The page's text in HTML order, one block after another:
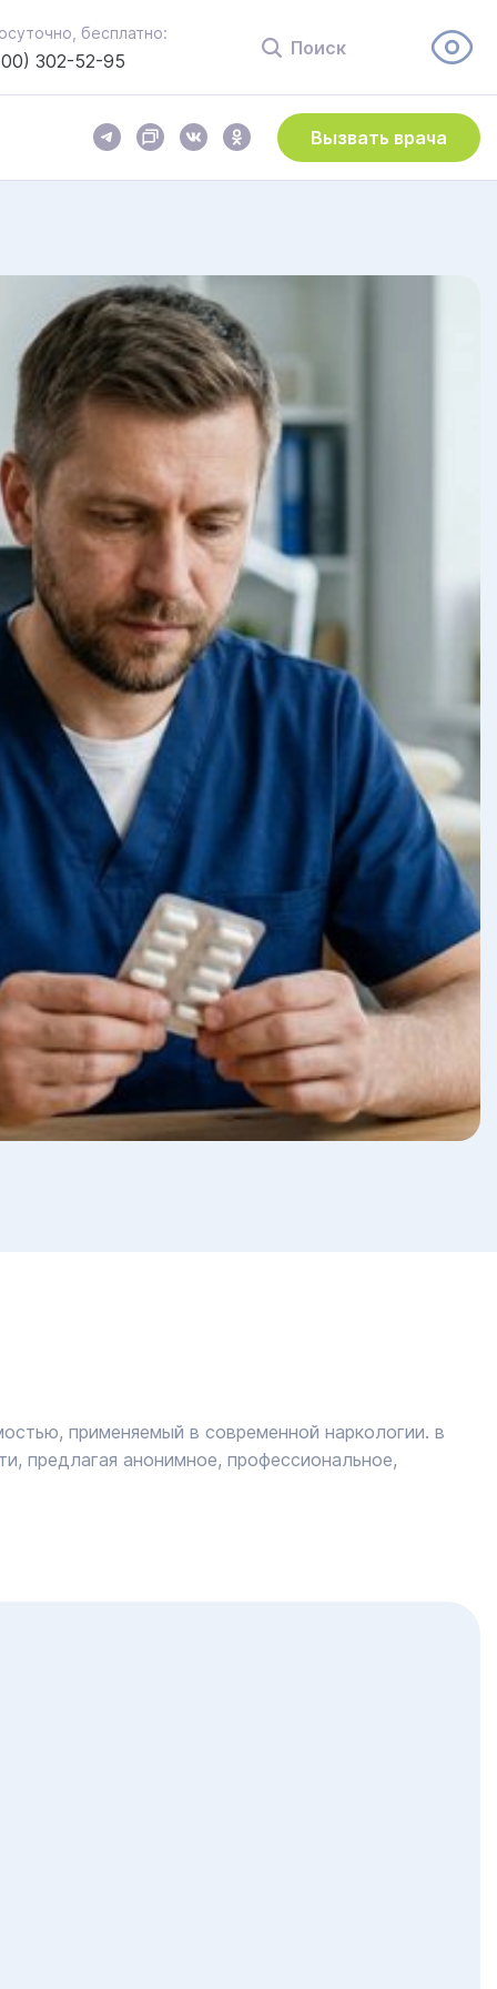
бесплатно:
302-52-95
Поиск
Вызвать врача
применяемый в современной наркологии. в
предлагая анонимное, профессиональное,